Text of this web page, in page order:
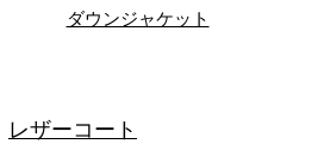
ダウンジャケット
レザーコート